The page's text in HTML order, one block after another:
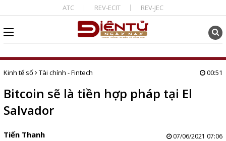
ATC REV-ECIT REV-JEC
Kinh tế số Tài chính - Fintech 00:51
Bitcoin sẽ là tiền hợp pháp tại El
Salvador
Tiến Thanh 07/06/2021 07:06